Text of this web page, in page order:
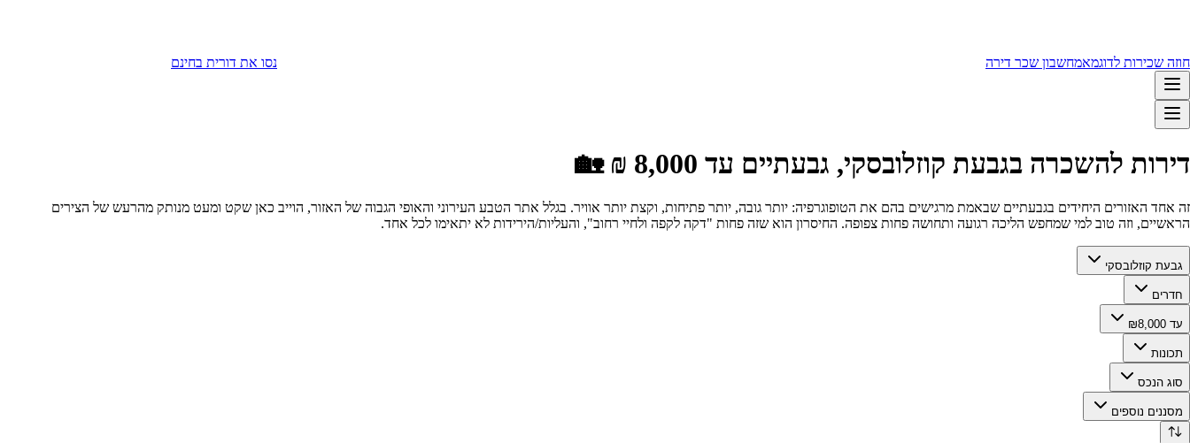
חוזה שכירות לדוגמאמחשבון שכר דירה נסו את דורית בחינם
דירות להשכרה בגבעת קוזלובסקי, גבעתיים עד 8,000 ₪ 🏡
זה אחד האזורים היחידים בגבעתיים שבאמת מרגישים בהם את הטופוגרפיה: יותר גובה, יותר פתיחות, וקצת יותר אוויר. בגלל אתר הטבע העירוני והאופי הגבוה של האזור, הוייב כאן שקט ומעט מנותק מהרעש של הצירים
הראשיים, וזה טוב למי שמחפש הליכה רגועה ותחושה פחות צפופה. החיסרון הוא שזה פחות "דקה לקפה ולחיי רחוב", והעליות/הירידות לא יתאימו לכל אחד.
גבעת קוזלובסקי
חדרים
עד ₪8,000
תכונות
סוג הנכס
מסננים נוספים